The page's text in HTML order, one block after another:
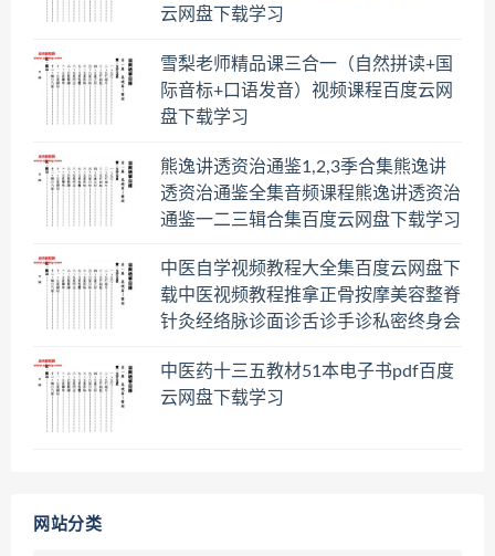
云网盘下载学习
雪梨老师精品课三合一（自然拼读+国
际音标+口语发音）视频课程百度云网
盘下载学习
熊逸讲透资治通鉴1,2,3季合集熊逸讲
透资治通鉴全集音频课程熊逸讲透资治
通鉴一二三辑合集百度云网盘下载学习
中医自学视频教程大全集百度云网盘下
载中医视频教程推拿正骨按摩美容整脊
针灸经络脉诊面诊舌诊手诊私密终身会
中医药十三五教材51本电子书pdf百度
云网盘下载学习
网站分类